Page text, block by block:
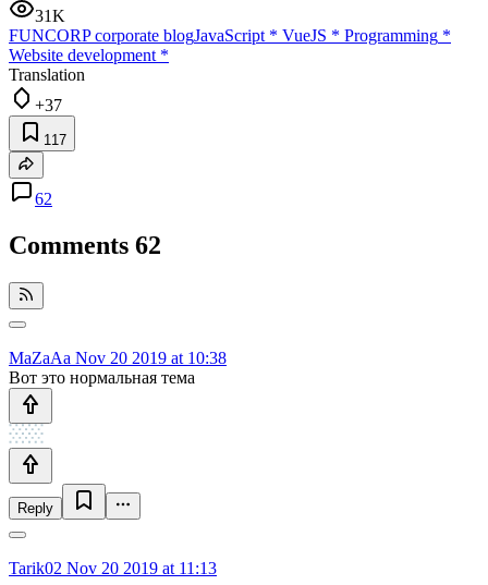
31K
FUNCORP corporate blogJavaScript * VueJS * Programming *
Website development *
Translation
+37
117
62
Comments 62
MaZaAa Nov 20 2019 at 10:38
Вот это нормальная тема
Reply
Tarik02 Nov 20 2019 at 11:13